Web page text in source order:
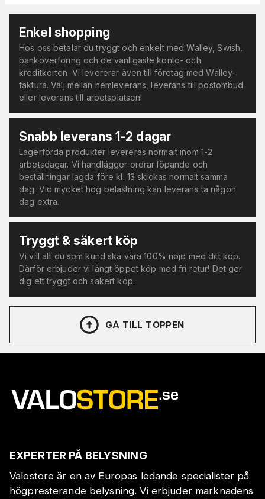
Enkel shopping
Hos oss betalar du tryggt och enkelt med Walley, Swish,
banköverföring och de vanligaste konto- och
kreditkorten. Vi levererar även till företag med Walley-
faktura. Välj mellan hemleverans, leverans till postombud
eller leverans till arbetsplatsen!
Snabb leverans 1-2 dagar
Lagerförda produkter levereras normalt inom 1-2
arbetsdagar. Vi handlägger ordrar löpande och
beställningar lagda före kl. 13 skickas normalt samma
dag. Vid mycket hög belastning kan leverans ta någon
dag extra.
Tryggt & säkert köp
Vi vill att du som kund ska vara 100% nöjd med ditt köp.
Därför erbjuder vi långt öppet köp med fri retur! Det ger
dig ett tryggt och säkert köp.
GÅ TILL TOPPEN
EXPERTER PÅ BELYSNING
Valostore är en av Europas ledande specialister på
högpresterande belysning. Vi erbjuder marknadens